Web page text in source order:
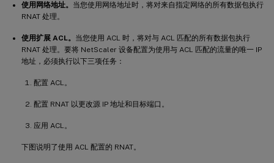
使用网络地址。 当您使用网络地址时，将对来自指定网络的所有数据包执行
RNAT 处理。
使用扩展 ACL。 当您使用 ACL 时，将对与 ACL 匹配的所有数据包执行
RNAT 处理。要将 NetScaler 设备配置为使用与 ACL 匹配的流量的唯一 IP
地址，必须执行以下三项任务：
配置 ACL。
配置 RNAT 以更改源 IP 地址和目标端口。
应用 ACL。
下图说明了使用 ACL 配置的 RNAT。